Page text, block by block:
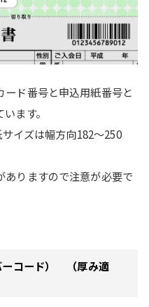
ド番号と申込用紙番号と
ます。
イズは幅方向182～250
ありますので注意が必要で
ーコード） （厚み適